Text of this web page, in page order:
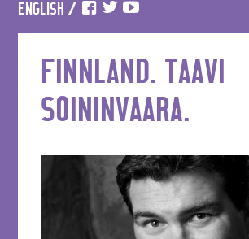
ENGLISH /
FINNLAND. TAAVI
SOININVAARA.